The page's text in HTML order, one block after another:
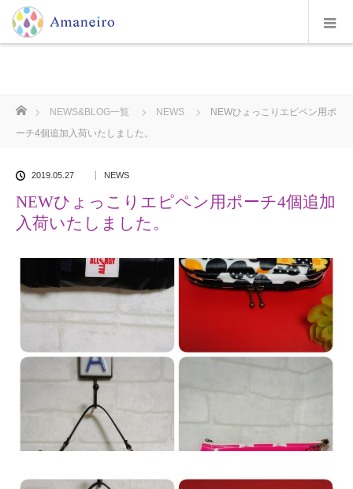
ホーム
NEWS&BLOG一覧 NEWS
NEWひょっこりエピペン用ポ
ーチ4個追加入荷いたしました。
2019.05.27 NEWS
NEWひょっこりエピペン用ポーチ4個追加
入荷いたしました。